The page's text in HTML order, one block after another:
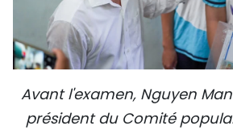
Avant l'examen, Nguyen
président du Comité